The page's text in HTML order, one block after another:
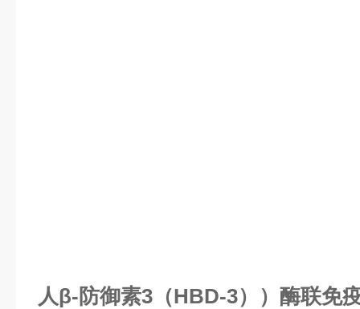
人β-防御素3（HBD-3））酶联免